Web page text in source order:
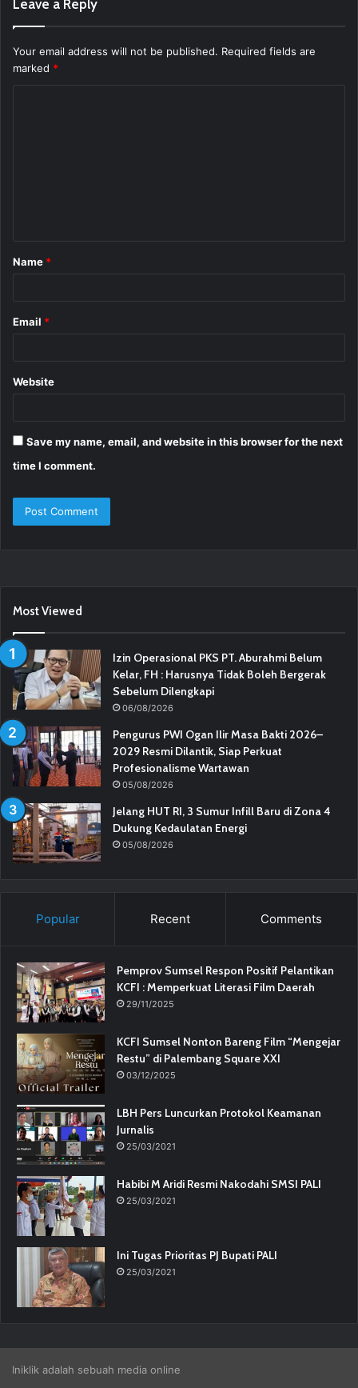
Leave a Reply
Your email address will not be published. Required fields are
marked *
*
Name *
Email *
Website
Save my name, email, and website in this browser for the next
time I comment.
Most Viewed
Izin Operasional PKS PT. Aburahmi Belum
Kelar, FH : Harusnya Tidak Boleh Bergerak
Sebelum Dilengkapi
06/08/2026
Pengurus PWI Ogan Ilir Masa Bakti 2026–
2029 Resmi Dilantik, Siap Perkuat
Profesionalisme Wartawan
05/08/2026
Jelang HUT RI, 3 Sumur Infill Baru di Zona 4
Dukung Kedaulatan Energi
05/08/2026
Popular Recent Comments
Pemprov Sumsel Respon Positif Pelantikan
KCFI : Memperkuat Literasi Film Daerah
29/11/2025
KCFI Sumsel Nonton Bareng Film “Mengejar
Restu” di Palembang Square XXI
03/12/2025
LBH Pers Luncurkan Protokol Keamanan
Jurnalis
25/03/2021
Habibi M Aridi Resmi Nakodahi SMSI PALI
25/03/2021
Ini Tugas Prioritas PJ Bupati PALI
25/03/2021
Iniklik adalah sebuah media online